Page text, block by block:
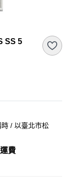
SS 5
時 / 以臺北市松
費